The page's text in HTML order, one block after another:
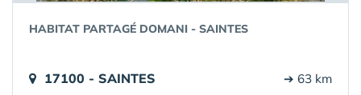
HABITAT PARTAGÉ DOMANI - SAINTES
17100 - SAINTES ➔ 63 km